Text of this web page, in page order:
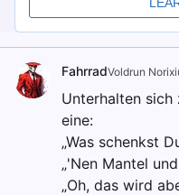
FahrradVoldrun
Unterhalten sich
eine:
„Was schenkst
„'Nen Mantel
„Oh, das wird